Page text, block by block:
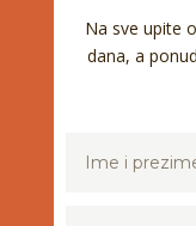
Na sve upite
dana, a